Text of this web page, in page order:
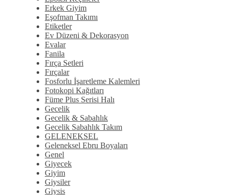
Erkek Giyim
Eşofman Takımı
Etiketler
Ev Düzeni & Dekorasyon
Evalar
Fanila
Fırça Setleri
Fırçalar
Fosforlu İşaretleme Kalemleri
Fotokopi Kağıtları
Füme Plus Serisi Halı
Gecelik
Gecelik & Sabahlık
Gecelik Sabahlık Takım
GELENEKSEL
Geleneksel Ebru Boyaları
Genel
Giyecek
Giyim
Giysiler
Giysis